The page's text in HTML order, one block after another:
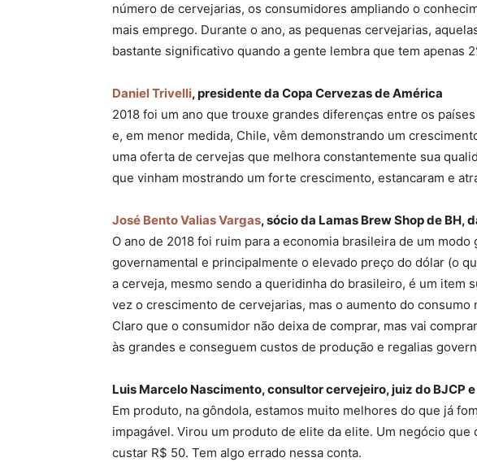
número de cervejarias, os consumidores ampliando o
mais emprego. Durante o ano, as pequenas cervejarias,
bastante significativo quando a gente lembra que tem apenas
Daniel Trivelli, presidente da Copa Cervezas de América
2018 foi um ano que trouxe grandes diferenças entre os
e, em menor medida, Chile, vêm demonstrando um
uma oferta de cervejas que melhora constantemente sua
que vinham mostrando um forte crescimento, estancaram e
José Bento Valias Vargas, sócio da Lamas Brew Shop de BH,
O ano de 2018 foi ruim para a economia brasileira de um
governamental e principalmente o elevado preço do dólar (o
a cerveja, mesmo sendo a queridinha do brasileiro, é um
vez o crescimento de cervejarias, mas o aumento do
Claro que o consumidor não deixa de comprar, mas vai
às grandes e conseguem custos de produção e regalias
Luis Marcelo Nascimento, consultor cervejeiro, juiz do BJCP
Em produto, na gôndola, estamos muito melhores do que já
impagável. Virou um produto de elite da elite. Um negócio
custar R$ 50. Tem algo errado nessa conta.